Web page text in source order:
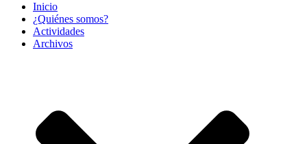
navegación
Inicio
¿Quiénes somos?
Actividades
Archivos